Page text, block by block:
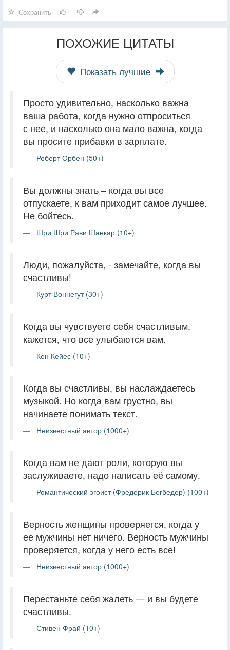
Сохранить
ПОХОЖИЕ ЦИТАТЫ
Показать лучшие
Просто удивительно, насколько важна
ваша работа, когда нужно отпроситься
с нее, и насколько она мало важна, когда
вы просите прибавки в зарплате.
Роберт Орбен (50+)
Вы должны знать – когда вы все
отпускаете, к вам приходит самое лучшее.
Не бойтесь.
Шри Шри Рави Шанкар (10+)
Люди, пожалуйста, - замечайте, когда вы
счастливы!
Курт Воннегут (30+)
Когда вы чувствуете себя счастливым,
кажется, что все улыбаются вам.
Кен Кейес (10+)
Когда вы счастливы, вы наслаждаетесь
музыкой. Но когда вам грустно, вы
начинаете понимать текст.
Неизвестный автор (1000+)
Когда вам не дают роли, которую вы
заслуживаете, надо написать её самому.
Романтический эгоист (Фредерик Бегбедер) (100+)
Верность женщины проверяется, когда у
ее мужчины нет ничего. Верность мужчины
проверяется, когда у него есть все!
Неизвестный автор (1000+)
Перестаньте себя жалеть — и вы будете
счастливы.
Стивен Фрай (10+)